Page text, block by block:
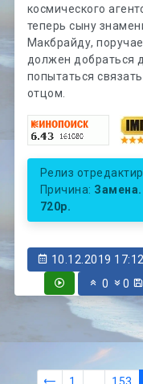
космического
теперь сыну
Макбрайду,
должен добраться
попытаться
отцом.
Релиз
Причина: Замена.
720p.
10.12.2019 17:12
0
0